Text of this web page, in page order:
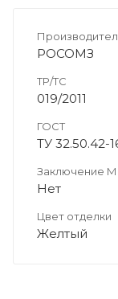
РОСОМЗ
ТР/ТС
019/2011
ГОСТ
ТУ 32.50.42-
Заключение
Нет
Цвет отделки
Желтый